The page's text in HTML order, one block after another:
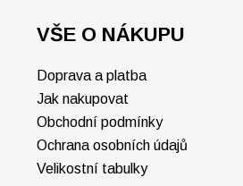
VŠE O NÁKUPU
Doprava a platba
Jak nakupovat
Obchodní podmínky
Ochrana osobních údajů
Velikostní tabulky